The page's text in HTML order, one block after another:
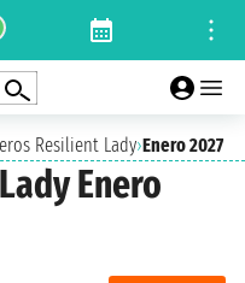
Resilient Lady›Enero 2027
Enero